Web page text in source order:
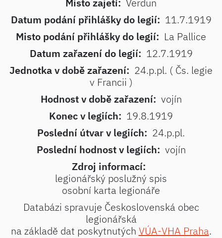
Misto zajetí: Verdun
Datum podání přihlášky do legií: 11.7.1919
Misto podání přihlášky do legií: La Pallice
Datum zařazení do legií: 12.7.1919
Jednotka v době zařazení: 24.p.pl. ( Čs. legie
v Francii )
Hodnost v době zařazení: vojín
Konec v legiích: 19.8.1919
Poslední útvar v legiích: 24.p.pl.
Poslední hodnost v legiích: vojín
Zdroj informací:
legionářský poslužný spis
osobní karta legionáře
Databázi spravuje Československá obec
legionářská
na základě dat poskytnutých VÚA-VHA Praha.